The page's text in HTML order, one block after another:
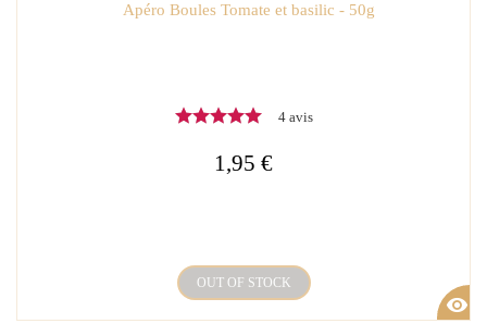
Apéro Boules Tomate et basilic - 50g
4 avis
1,95 €
OUT OF STOCK
visibility